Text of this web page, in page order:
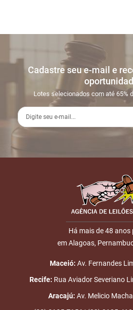
Cadastre seu e-mail e
Lotes selecionados com até 65%
Há mais de 48 anos
em Alagoas,
Maceió: Av. Fernandes
Recife: Rua Aviador Severiano
Aracajú: Av. Melicio